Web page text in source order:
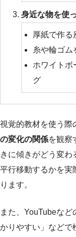
身近な物を使
厚紙で作る
糸や輪ゴム
ホワイトボ
グ
視覚的教材を使う際
の変化の関係を観察
きに傾きがどう変わ
平行移動するかを実
ります。
また、YouTubeなど
かりやすい」などで